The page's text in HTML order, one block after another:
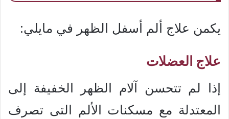
يكمن علاج ألم أسفل الظهر في مايلي:
علاج العضلات
إذا لم تتحسن آلام الظهر الخفيفة إلى
المعتدلة مع مسكنات الألم التى تصرف